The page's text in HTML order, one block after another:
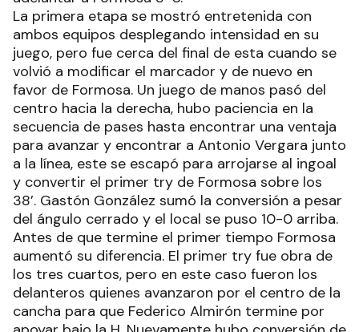
La primera etapa se mostró entretenida con
ambos equipos desplegando intensidad en su
juego, pero fue cerca del final de esta cuando se
volvió a modificar el marcador y de nuevo en
favor de Formosa. Un juego de manos pasó del
centro hacia la derecha, hubo paciencia en la
secuencia de pases hasta encontrar una ventaja
para avanzar y encontrar a Antonio Vergara junto
a la línea, este se escapó para arrojarse al ingoal
y convertir el primer try de Formosa sobre los
38’. Gastón González sumó la conversión a pesar
del ángulo cerrado y el local se puso 10-0 arriba.
Antes de que termine el primer tiempo Formosa
aumentó su diferencia. El primer try fue obra de
los tres cuartos, pero en este caso fueron los
delanteros quienes avanzaron por el centro de la
cancha para que Federico Almirón termine por